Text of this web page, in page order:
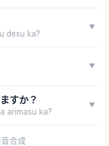
desu ka?
▼
▼
すか？
arimasu ka?
▼
合成